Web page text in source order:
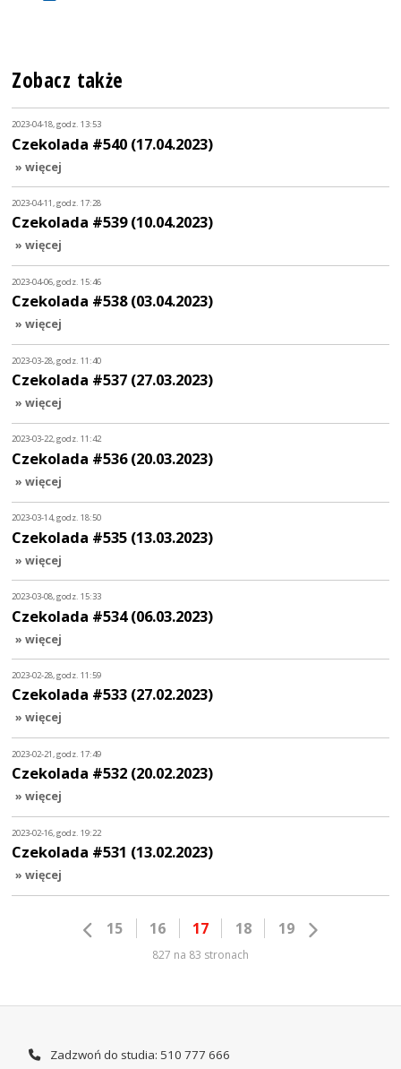
Zobacz także
2023-04-18, godz. 13:53
Czekolada #540 (17.04.2023)
» więcej
2023-04-11, godz. 17:28
Czekolada #539 (10.04.2023)
» więcej
2023-04-06, godz. 15:46
Czekolada #538 (03.04.2023)
» więcej
2023-03-28, godz. 11:40
Czekolada #537 (27.03.2023)
» więcej
2023-03-22, godz. 11:42
Czekolada #536 (20.03.2023)
» więcej
2023-03-14, godz. 18:50
Czekolada #535 (13.03.2023)
» więcej
2023-03-08, godz. 15:33
Czekolada #534 (06.03.2023)
» więcej
2023-02-28, godz. 11:59
Czekolada #533 (27.02.2023)
» więcej
2023-02-21, godz. 17:49
Czekolada #532 (20.02.2023)
» więcej
2023-02-16, godz. 19:22
Czekolada #531 (13.02.2023)
» więcej
15 16 17 18 19
827 na 83 stronach
Zadzwoń do studia: 510 777 666